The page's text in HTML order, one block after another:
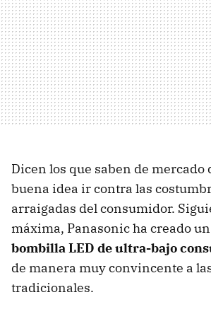
Dicen los que saben de mercado
buena idea ir contra las
arraigadas del consumidor.
máxima, Panasonic ha creado
bombillaLED de ultra-bajo
de manera muy convincente a
tradicionales.